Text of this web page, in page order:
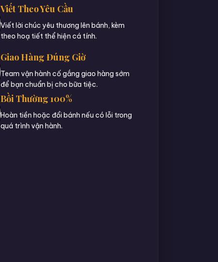
Viết Theo Yêu Cầu
Viết lời chúc yêu thương lên bánh, kèm
theo hoạ tiết thể hiện cá tính.
Giao Hàng Đúng Giờ
Team vận hành cố gắng giao hàng sớm
để bạn chuẩn bị cho bữa tiệc.
Bồi Thường 100%
Hoàn tiền hoặc đổi bánh nếu có lỗi trong
quá trình vận hành.